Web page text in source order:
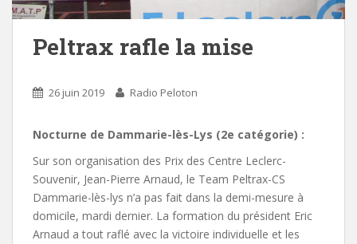
Peltrax rafle la mise
26 juin 2019 Radio Peloton
Nocturne de Dammarie-lès-Lys (2e catégorie) :
Sur son organisation des Prix des Centre Leclerc-
Souvenir, Jean-Pierre Arnaud, le Team Peltrax-CS
Dammarie-lès-lys n’a pas fait dans la demi-mesure à
domicile, mardi dernier. La formation du président Eric
Arnaud a tout raflé avec la victoire individuelle et les